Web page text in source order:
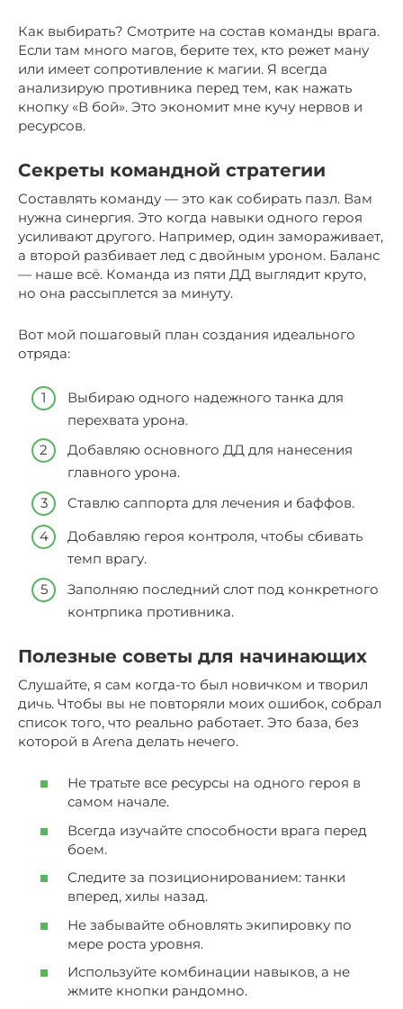
Как выбирать? Смотрите на состав команды врага.
Если там много магов, берите тех, кто режет ману
или имеет сопротивление к магии. Я всегда
анализирую противника перед тем, как нажать
кнопку «В бой». Это экономит мне кучу нервов и
ресурсов.
Секреты командной стратегии
Составлять команду — это как собирать пазл. Вам
нужна синергия. Это когда навыки одного героя
усиливают другого. Например, один замораживает,
а второй разбивает лед с двойным уроном. Баланс
— наше всё. Команда из пяти ДД выглядит круто,
но она рассыплется за минуту.
Вот мой пошаговый план создания идеального
отряда:
Выбираю одного надежного танка для
перехвата урона.
Добавляю основного ДД для нанесения
главного урона.
Ставлю саппорта для лечения и баффов.
Добавляю героя контроля, чтобы сбивать
темп врагу.
Заполняю последний слот под конкретного
контрпика противника.
Полезные советы для начинающих
Слушайте, я сам когда-то был новичком и творил
дичь. Чтобы вы не повторяли моих ошибок, собрал
список того, что реально работает. Это база, без
которой в Arena делать нечего.
Не тратьте все ресурсы на одного героя в
самом начале.
Всегда изучайте способности врага перед
боем.
Следите за позиционированием: танки
вперед, хилы назад.
Не забывайте обновлять экипировку по
мере роста уровня.
Используйте комбинации навыков, а не
жмите кнопки рандомно.